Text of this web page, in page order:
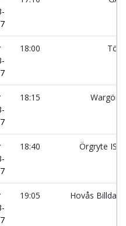
18:00
18:15
18:40 Örgryte
19:05 Hovås Billdal